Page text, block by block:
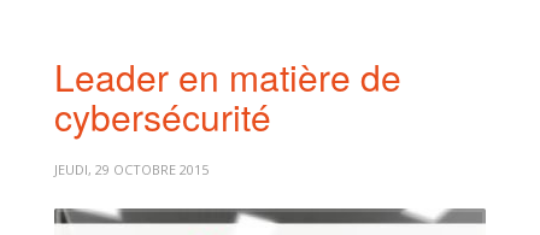
Leader en matière de
cybersécurité
JEUDI, 29 OCTOBRE 2015